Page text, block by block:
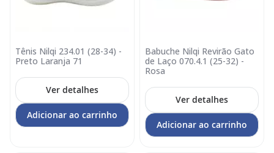
Tênis Nilqi 234.01 (28-34) -
Preto Laranja 71
Ver detalhes
Adicionar ao carrinho
Babuche Nilqi Revirão Gato
de Laço 070.4.1 (25-32) -
Rosa
Ver detalhes
Adicionar ao carrinho